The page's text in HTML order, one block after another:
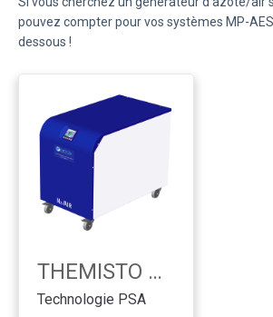
pouvez compter pour vos systèmes MP-
dessous !
THEMISTO MP
Technologie PSA